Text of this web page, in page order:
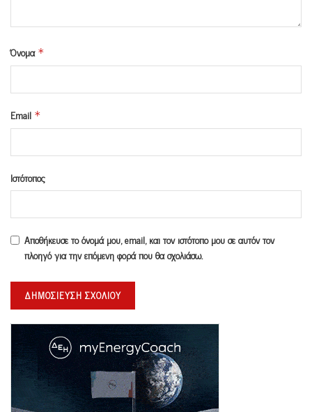
Όνομα *
Email *
Ιστότοπος
Αποθήκευσε το όνομά μου, email, και τον ιστότοπο μου σε αυτόν τον
πλοηγό για την επόμενη φορά που θα σχολιάσω.